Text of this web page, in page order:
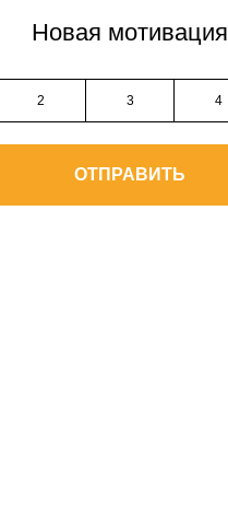
Новая мотивация
2 3 4
ОТПРАВИТЬ